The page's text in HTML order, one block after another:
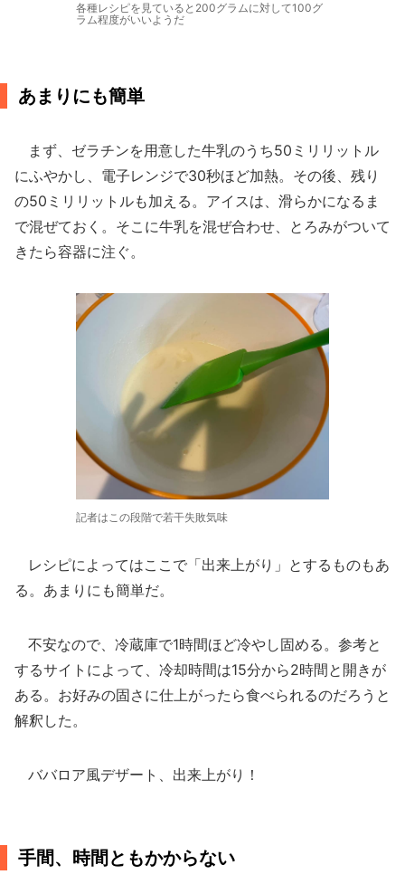
各種レシピを見ていると200グラムに対して100グ
ラム程度がいいようだ
あまりにも簡単
まず、ゼラチンを用意した牛乳のうち50ミリリットル
にふやかし、電子レンジで30秒ほど加熱。その後、残り
の50ミリリットルも加える。アイスは、滑らかになるま
で混ぜておく。そこに牛乳を混ぜ合わせ、とろみがついて
きたら容器に注ぐ。
記者はこの段階で若干失敗気味
レシピによってはここで「出来上がり」とするものもあ
る。あまりにも簡単だ。
不安なので、冷蔵庫で1時間ほど冷やし固める。参考と
するサイトによって、冷却時間は15分から2時間と開きが
ある。お好みの固さに仕上がったら食べられるのだろうと
解釈した。
ババロア風デザート、出来上がり！
手間、時間ともかからない